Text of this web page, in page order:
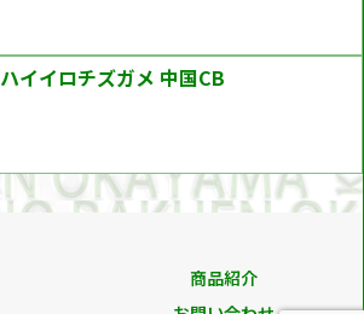
ハイイロチズガメ 中国CB
商品紹介